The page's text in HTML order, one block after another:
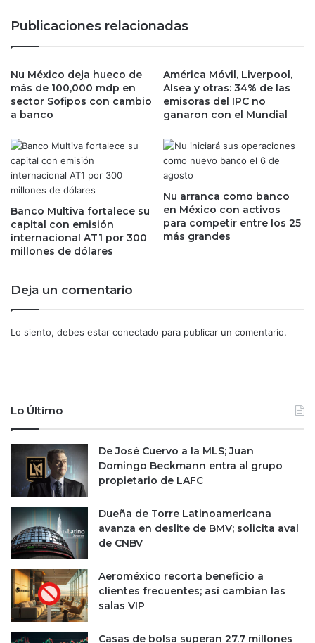
e
n
i
v
o
s
p
o
d
r
í
a
n
o
r
l
r
o
m
e
W
i
s
c
o
n
s
r
a
a
p
i
r
t
e
r
í
a
,
N
i
y
L
V
e
n
s
s
p
e
r
a
n
z
a
s
Publicaciones relacionadas
Nu México deja hueco de
más de 100,000 mdp en
sector Sofipos con cambio
a banco
América Móvil, Liverpool,
Alsea y otras: 34% de las
emisoras del IPC no
ganaron con el Mundial
Banco Multiva fortalece su
capital con emisión
internacional AT1 por 300
millones de dólares
Nu arranca como banco
en México con activos
para competir entre los 25
más grandes
Deja un comentario
Lo siento, debes estar conectado para publicar un comentario.
Lo Último
De José Cuervo a la MLS; Juan
Domingo Beckmann entra al grupo
propietario de LAFC
Dueña de Torre Latinoamericana
avanza en deslite de BMV; solicita aval
de CNBV
Aeroméxico recorta beneficio a
clientes frecuentes; así cambian las
salas VIP
Casas de bolsa superan 27.7 millones